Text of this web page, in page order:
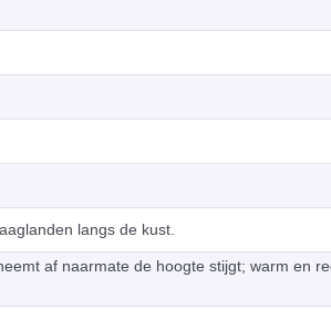
langs de kust.
af naarmate de hoogte stijgt; warm en